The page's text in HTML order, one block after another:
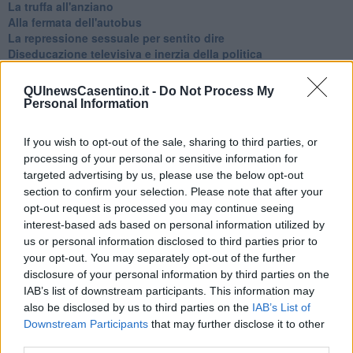
QUInewsCasentino.it - Do Not Process My
Personal Information
If you wish to opt-out of the sale, sharing to third parties, or
processing of your personal or sensitive information for
targeted advertising by us, please use the below opt-out
section to confirm your selection. Please note that after your
opt-out request is processed you may continue seeing
interest-based ads based on personal information utilized by
us or personal information disclosed to third parties prior to
your opt-out. You may separately opt-out of the further
disclosure of your personal information by third parties on the
IAB’s list of downstream participants. This information may
also be disclosed by us to third parties on the IAB’s List of
Downstream Participants that may further disclose it to other
La truffa all'anziano
Alla fermata dell'autobus
La repressione sessuale per sentito dire
Diseducazione televisiva e inerzia della politica
Esequie solenni
Nostalgia del sangue blu
Armiamoci e... avviatevi
Da Capodanno a Carnevale
Schizzi di fango
Sor-riso amaro
Fine anno al ristorante
La festa di Capodanno
Natale 2024
Re e regnanti
A noi interessa il dito non la luna
Come rubare allo stato e vivere felici
Una performance
Il compagno